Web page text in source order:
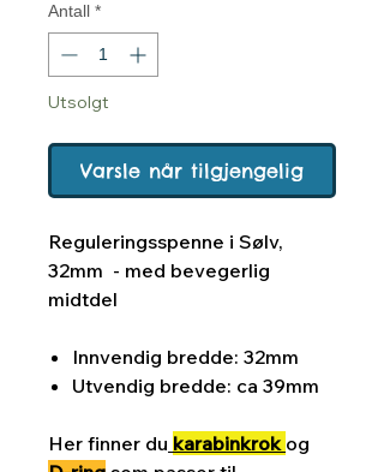
Antall *
Utsolgt
Varsle når tilgjengelig
Reguleringsspenne i Sølv,
32mm - med bevegerlig
midtdel
Innvendig bredde: 32mm
Utvendig bredde: ca 39mm
Her finner du karabinkrok og